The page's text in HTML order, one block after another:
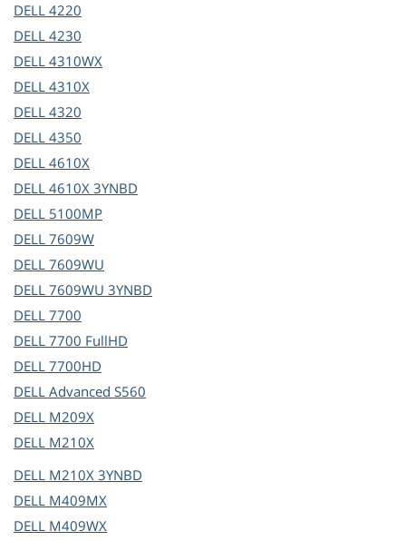
DELL 4220
DELL 4230
DELL 4310WX
DELL 4310X
DELL 4320
DELL 4350
DELL 4610X
DELL 4610X 3YNBD
DELL 5100MP
DELL 7609W
DELL 7609WU
DELL 7609WU 3YNBD
DELL 7700
DELL 7700 FullHD
DELL 7700HD
DELL Advanced S560
DELL M209X
DELL M210X
DELL M210X 3YNBD
DELL M409MX
DELL M409WX